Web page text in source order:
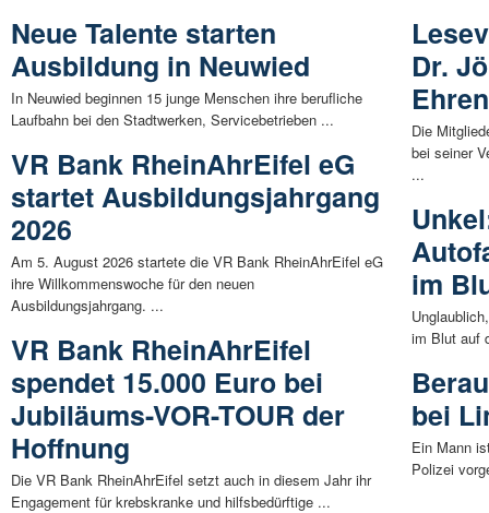
Neue Talente starten
Ausbildung in Neuwied
In Neuwied beginnen 15 junge Menschen ihre berufliche
Laufbahn bei den Stadtwerken, Servicebetrieben ...
VR Bank RheinAhrEifel eG
startet Ausbildungsjahrgang
2026
Am 5. August 2026 startete die VR Bank RheinAhrEifel eG
ihre Willkommenswoche für den neuen
Ausbildungsjahrgang. ...
VR Bank RheinAhrEifel
spendet 15.000 Euro bei
Jubiläums-VOR-TOUR der
Hoffnung
Die VR Bank RheinAhrEifel setzt auch in diesem Jahr ihr
Engagement für krebskranke und hilfsbedürftige ...
Dr.
Die
bei seiner
...
im
im Blut auf
bei
Ein Mann
Polizei